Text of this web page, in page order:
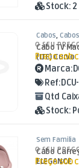
Stock:
Cabos,
Cabo TV
(LTE) Curvo
O SEU
Preço sob
Marca:
Ref:
Qtd
Stock:
Sem Familia
Cabo
ELEGANCE
O SEU
Preço sob